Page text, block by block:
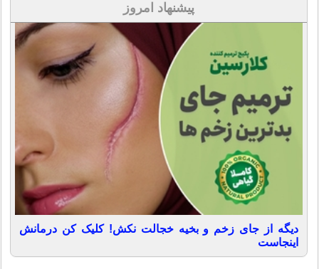
پیشنهاد امروز
دیگه از جای زخم و بخیه خجالت نکش! کلیک کن درمانش
اینجاست